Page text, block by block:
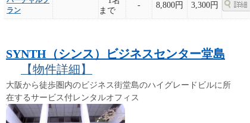
ラン
まで
- 8,800円 3,300円
SYNTH（シンス）ビジネスセンター堂島
【物件詳細】
大阪から徒歩圏内のビジネス街堂島のハイグレードビルに所
在するサービス付レンタルオフィス